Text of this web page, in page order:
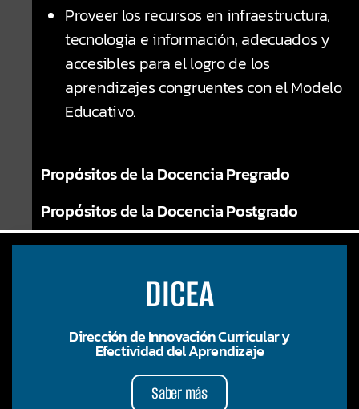
Proveer los recursos en infraestructura,
tecnología e información, adecuados y
accesibles para el logro de los
aprendizajes congruentes con el Modelo
Educativo.
Propósitos de la Docencia Pregrado
Propósitos de la Docencia Postgrado
DICEA
Dirección de Innovación Curricular y
Efectividad del Aprendizaje
Saber más